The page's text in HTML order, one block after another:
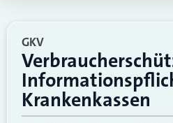
GKV
Krankenkassen